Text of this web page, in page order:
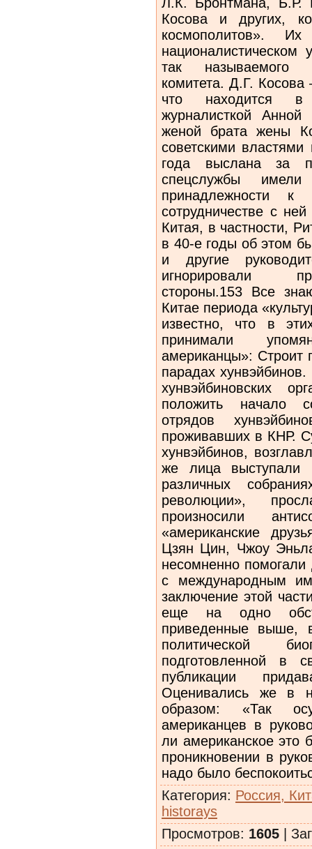
Косова и других,
космополитов».
националистическом
так называемого
комитета. Д.Г.
что находится в
журналисткой
женой брата жены
советскими
года выслана за
спецслужбы
принадлежности к
сотрудничестве с
Китая, в частности,
в 40-е годы об этом
и другие
игнорировали
стороны.153 Все
Китае периода
известно, что в
принимали
американцы»: Строит
парадах хунвэйбинов.
хунвэйбиновских
положить начало
отрядов
проживавших в КНР.
хунвэйбинов,
же лица выступали
различных
революции»,
произносили
«американские
Цзян Цин, Чжоу
несомненно
с международным
заключение этой
еще на одно
приведенные выше,
политической
подготовленной
публикации
Оценивались же в
образом: «Так
американцев в
ли американское это
проникновении в
надо было
Категория: Россия,
historays
Просмотров: 1605 |